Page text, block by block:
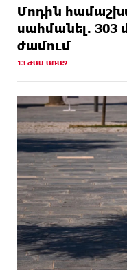
Մոդին
սահմանել. 303
ժամում
13 ԺԱՄ ԱՌԱՋ